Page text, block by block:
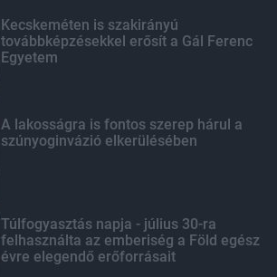
Kecskeméten is szakirányú
továbbképzésekkel erősít a Gál Ferenc
Egyetem
A lakosságra is fontos szerep hárul a
szúnyoginvázió elkerülésében
Túlfogyasztás napja - július 30-ra
felhasználta az emberiség a Föld egész
évre elegendő erőforrásait